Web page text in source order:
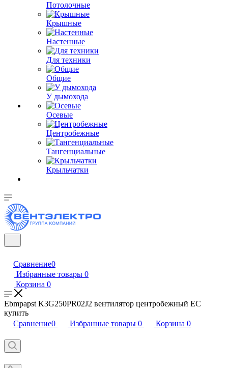
Потолочные
Крышные
Настенные
Для техники
Общие
У дымохода
Осевые
Центробежные
Тангенциальные
Крыльчатки
Сравнение0
Избранные товары 0
Корзина 0
Ebmpapst K3G250PR02J2 вентилятор центробежный EC
купить
Сравнение0 Избранные товары 0 Корзина 0